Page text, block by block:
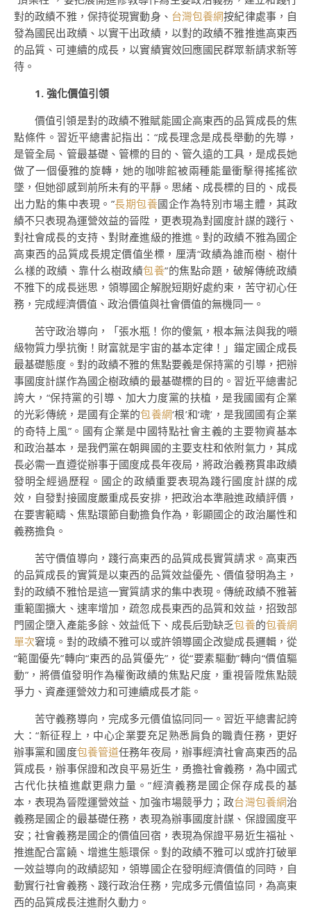
對的政績不雅，保持從現實動身、 台灣包養網按紀律處事，自
發為國民出政績、以實干出政績，以對的政績不雅推進高東西
的品質、可連續的成長，以實績實效回應國民群眾新請求新等
待。
1. 強化價值引領
價值引領是對的政績不雅賦能國企高東西的品質成長的焦
點條件。習近平總書記指出：“成長理念是成長舉動的先導，
是管全局、管最基礎、管標的目的、管久遠的工具，是成長她
做了一個優雅的旋轉，她的咖啡館被兩種能量衝擊得搖搖欲
墜，但她卻感到前所未有的平靜。思緒、成長標的目的、成長
出力點的集中表現。”長期包養國企作為特別市場主體，其政
績不只表現為運營效益的晉陞，更表現為對國度計謀的踐行、
對社會成長的支持、對財產進級的推進。對的政績不雅為國企
高東西的品質成長規定價值坐標，厘清“政績為誰而樹、樹什
么樣的政績、靠什么樹政績包養”的焦點命題，破解傳統政績
不雅下的成長迷思，領導國企解脫短期好處約束，苦守初心任
務，完成經濟價值、政治價值與社會價值的無機同一。
苦守政治導向，「張水瓶！你的傻氣，根本無法與我的噸
級物質力學抗衡！財富就是宇宙的基本定律！」錨定國企成長
最基礎態度。對的政績不雅的焦點要義是保持黨的引導，把辦
事國度計謀作為國企樹政績的最基礎標的目的。習近平總書記
誇大，“保持黨的引導、加大力度黨的扶植，是我國國有企業
的光彩傳統，是國有企業的包養網‘根’和‘魂’，是我國國有企業
的奇特上風”。國有企業是中國特點社會主義的主要物資基本
和政治基本，是我們黨在朝興國的主要支柱和依附氣力，其成
長必需一直遵從辦事于國度成長年夜局，將政治義務貫串政績
發明全經過歷程。國企的政績重要表現為踐行國度計謀的成
效，自發對接國度嚴重成長安排，把政治本準融進政績評價，
在要害範疇、焦點環節自動擔負作為，彰顯國企的政治屬性和
義務擔負。
苦守價值導向，踐行高東西的品質成長實質請求。高東西
的品質成長的實質是以東西的品質效益優先、價值發明為主，
對的政績不雅恰是這一實質請求的集中表現。傳統政績不雅著
重範圍擴大、速率增加，疏忽成長東西的品質和效益，招致部
門國企墮入產能多餘、效益低下、成長后勁缺乏包養的包養網
單次窘境。對的政績不雅可以或許領導國企改變成長邏輯，從
“範圍優先”轉向“東西的品質優先”，從“要素驅動”轉向“價值驅
動”，將價值發明作為權衡政績的焦點尺度，重視晉陞焦點競
爭力、資產運營效力和可連續成長才能。
苦守義務導向，完成多元價值協同同一。習近平總書記誇
大：“新征程上，中心企業要充足熟悉肩負的職責任務，更好
辦事黨和國度包養管道任務年夜局，辦事經濟社會高東西的品
質成長，辦事保證和改良平易近生，勇擔社會義務，為中國式
古代化扶植進獻更鼎力量。”經濟義務是國企保存成長的基
本，表現為晉陞運營效益、加強市場競爭力；政台灣包養網治
義務是國企的最基礎任務，表現為辦事國度計謀、保證國度平
安；社會義務是國企的價值回宿，表現為保證平易近生福祉、
推進配合富饒、增進生態環保。對的政績不雅可以或許打破單
一效益導向的政績認知，領導國企在發明經濟價值的同時，自
動實行社會義務、踐行政治任務，完成多元價值協同，為高東
西的品質成長注進耐久動力。